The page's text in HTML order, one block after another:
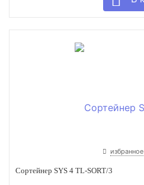
избранное
Сортейнер SYS 4 TL-SORT/3